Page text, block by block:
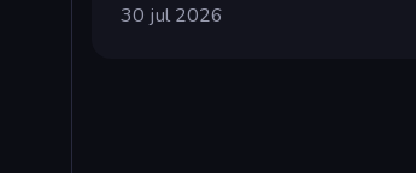
30 jul 2026